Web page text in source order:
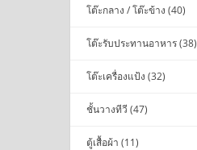
โต๊ะกลาง / โต๊ะข้าง (40)
โต๊ะรับประทานอาหาร (38)
โต๊ะเครื่องแป้ง (32)
ชั้นวางทีวี (47)
ตู้เสื้อผ้า (11)